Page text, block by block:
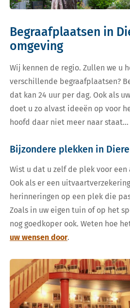
Begraafplaatsen in
omgeving
Wij kennen de regio. Zullen we u
verschillende begraafplaatsen?
dat kan 24 uur per dag. Ook als
doet u zo alvast ideeën op voor
hoofd daar niet meer naar staat…
Bijzondere plekken in
Wist u dat u zelf de plek voor een
Ook als er een
herinneringen op een plek die
Zoals in uw eigen tuin of op het
nog goedkoper ook. Weten hoe
uw wensen door.